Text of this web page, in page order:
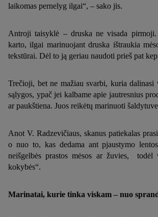
laikomas pernelyg ilgai“, – sako jis.
Antroji taisyklė – druska ne visada
karto, ilgai marinuojant druska ištraukia
tekstūrai. Dėl to ją geriau naudoti prieš pat
Trečioji, bet ne mažiau svarbi, kuria dalinasi
sąlygos, ypač jei kalbame apie jautresnius
ar paukštiena. Juos reikėtų marinuoti
Anot V. Radzevičiaus, skanus patiekalas
o nuo to, kas dedama ant pjaustymo
neišgelbės prastos mėsos ar žuvies,
kokybės“.
Marinatai, kurie tinka viskam – nuo